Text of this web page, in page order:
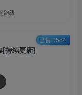
跑线
[持续更新]
已售 1554